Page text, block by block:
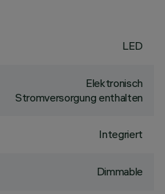
LED
Elektronisch
Stromversorgung enthalten
Integriert
Dimmable